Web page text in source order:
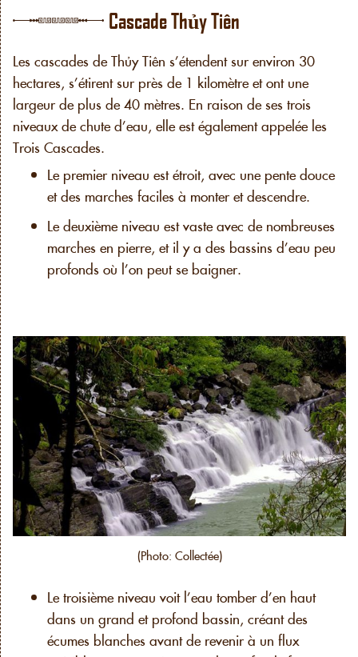
Cascade Thủy Tiên
Les cascades de Thủy Tiên s’étendent sur environ 30
hectares, s’étirent sur près de 1 kilomètre et ont une
largeur de plus de 40 mètres. En raison de ses trois
niveaux de chute d’eau, elle est également appelée les
Trois Cascades.
Le premier niveau est étroit, avec une pente douce
et des marches faciles à monter et descendre.
Le deuxième niveau est vaste avec de nombreuses
marches en pierre, et il y a des bassins d’eau peu
profonds où l’on peut se baigner.
(Photo: Collectée)
Le troisième niveau voit l’eau tomber d’en haut
dans un grand et profond bassin, créant des
écumes blanches avant de revenir à un flux